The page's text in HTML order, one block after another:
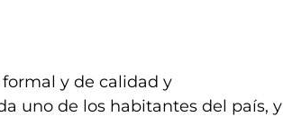
y de calidad y
uno de los habitantes del país, y